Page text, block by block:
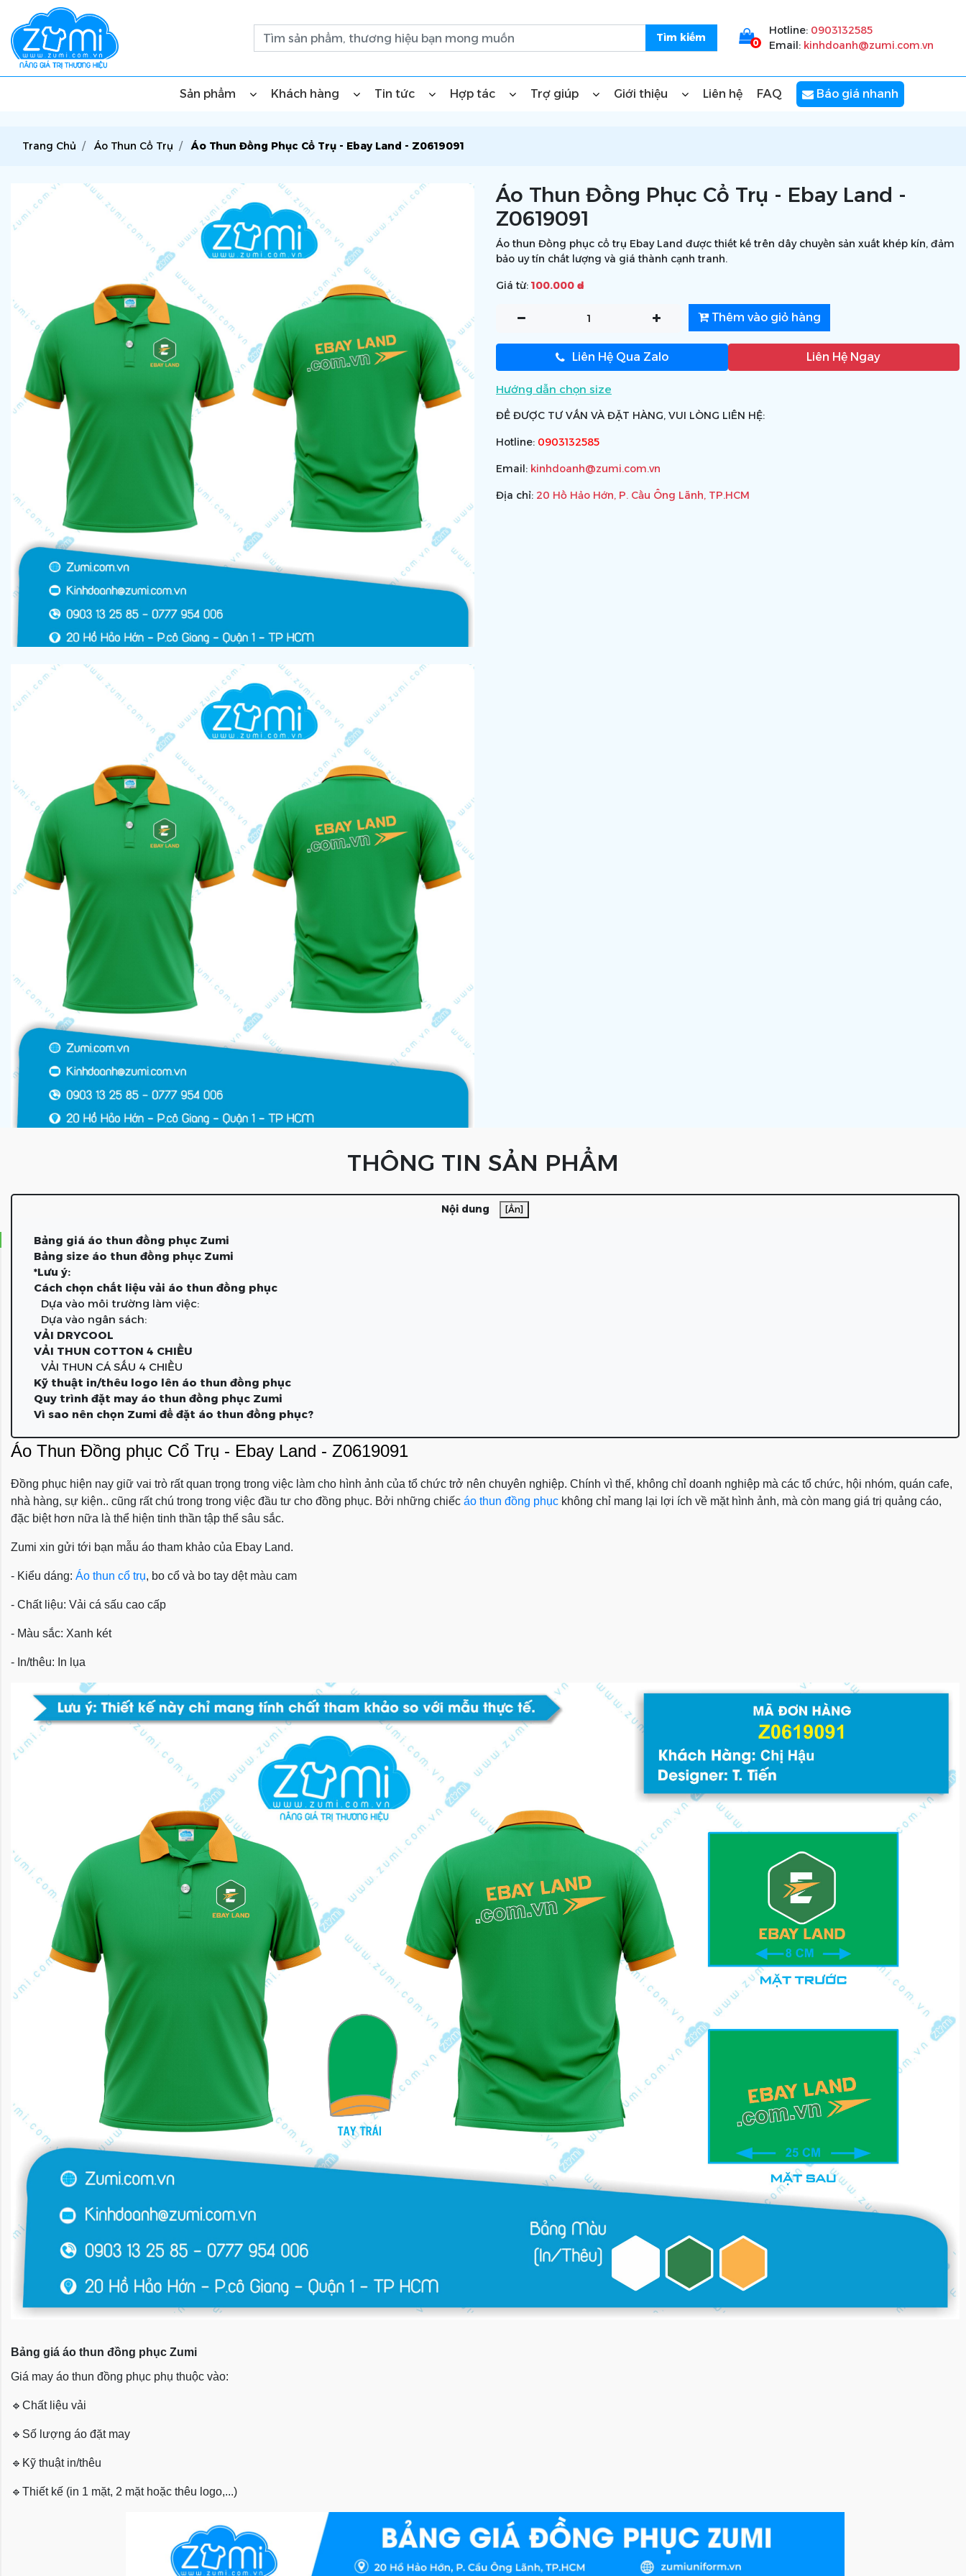
0
Hotline: 0903132585
Email: kinhdoanh@zumi.com.vn
Sản phẩm Khách hàng Tin tức Hợp tác Trợ giúp Giới thiệu Liên hệ FAQ Báo giá nhanh
Trang Chủ Áo Thun Cổ Trụ Áo Thun Đồng Phục Cổ Trụ - Ebay Land - Z0619091
Áo Thun Đồng Phục Cổ Trụ - Ebay Land -
Z0619091
Áo thun Đồng phục cổ trụ Ebay Land được thiết kế trên dây chuyền sản xuất khép kín, đảm
bảo uy tín chất lượng và giá thành cạnh tranh.
Giá từ: 100.000 ₫
Thêm vào giỏ hàng
Liên Hệ Qua Zalo Liên Hệ Ngay
Hướng dẫn chọn size
ĐỂ ĐƯỢC TƯ VẤN VÀ ĐẶT HÀNG, VUI LÒNG LIÊN HỆ:
Hotline: 0903132585
Email: kinhdoanh@zumi.com.vn
Địa chỉ: 20 Hồ Hảo Hớn, P. Cầu Ông Lãnh, TP.HCM
THÔNG TIN SẢN PHẨM
Nội dung [Ẩn]
Bảng giá áo thun đồng phục Zumi
Bảng size áo thun đồng phục Zumi
*Lưu ý:
Cách chọn chất liệu vải áo thun đồng phục
Dựa vào môi trường làm việc:
Dựa vào ngân sách:
VẢI DRYCOOL
VẢI THUN COTTON 4 CHIỀU
VẢI THUN CÁ SẤU 4 CHIỀU
Kỹ thuật in/thêu logo lên áo thun đồng phục
Quy trình đặt may áo thun đồng phục Zumi
Vì sao nên chọn Zumi để đặt áo thun đồng phục?
Áo Thun Đồng phục Cổ Trụ - Ebay Land - Z0619091
Đồng phục hiện nay giữ vai trò rất quan trọng trong việc làm cho hình ảnh của tổ chức trở nên chuyên nghiệp. Chính vì thế, không chỉ doanh nghiệp mà các tổ chức, hội nhóm, quán cafe,
nhà hàng, sự kiện.. cũng rất chú trong trong việc đầu tư cho đồng phục. Bởi những chiếc áo thun đồng phục không chỉ mang lại lợi ích về mặt hình ảnh, mà còn mang giá trị quảng cáo,
đặc biệt hơn nữa là thể hiện tinh thần tập thể sâu sắc.
Zumi xin gửi tới bạn mẫu áo tham khảo của Ebay Land.
- Kiểu dáng: Áo thun cổ trụ, bo cổ và bo tay dệt màu cam
- Chất liệu: Vải cá sấu cao cấp
- Màu sắc: Xanh két
- In/thêu: In lụa
Bảng giá áo thun đồng phục Zumi
Giá may áo thun đồng phục phụ thuộc vào:
🔹 Chất liệu vải
🔹 Số lượng áo đặt may
🔹 Kỹ thuật in/thêu
🔹 Thiết kế (in 1 mặt, 2 mặt hoặc thêu logo,...)